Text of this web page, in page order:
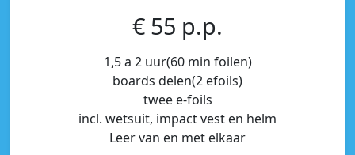
€ 55 p.p.
1,5 a 2 uur(60 min foilen)
boards delen(2 efoils)
twee e-foils
incl. wetsuit, impact vest en helm
Leer van en met elkaar